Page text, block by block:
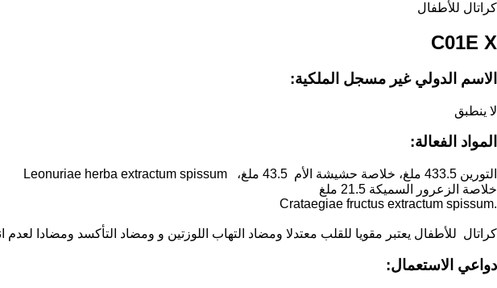
كراتال للأطفال
C01E X
الاسم الدولي غير مسجل الملكية:
لا ينطبق
المواد الفعالة:
التورين 433.5 ملغ، خلاصة حشيشة الأم 43.5 ملغ، Leonuriae herba extractum spissum
خلاصة الزعرور السميكة 21.5 ملغ
.Сrataegiae fructus extractum spissum
كراتال للأطفال يعتبر مقويا للقلب معتدلا ومضاد التهاب اللوزتين و ومضاد التأكسد ومضادا لعدم
دواعي الاستعمال: